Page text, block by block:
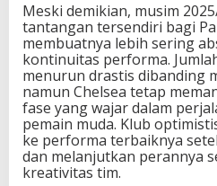
Meski demikian, musim
tantangan tersendiri bagi
membuatnya lebih sering
kontinuitas performa.
menurun drastis dibanding
namun Chelsea tetap
fase yang wajar dalam
pemain muda. Klub
ke performa terbaiknya
dan melanjutkan perannya
kreativitas tim.